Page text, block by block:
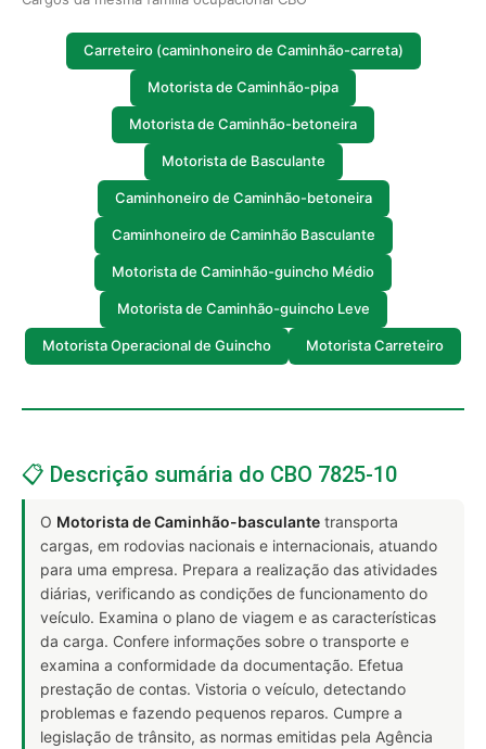
Carreteiro (caminhoneiro de Caminhão-carreta)
Motorista de Caminhão-pipa
Motorista de Caminhão-betoneira
Motorista de Basculante
Caminhoneiro de Caminhão-betoneira
Caminhoneiro de Caminhão Basculante
Motorista de Caminhão-guincho Médio
Motorista de Caminhão-guincho Leve
Motorista Operacional de Guincho Motorista Carreteiro
📋 Descrição sumária do CBO 7825-10
O Motorista de Caminhão-basculante transporta
cargas, em rodovias nacionais e internacionais, atuando
para uma empresa. Prepara a realização das atividades
diárias, verificando as condições de funcionamento do
veículo. Examina o plano de viagem e as características
da carga. Confere informações sobre o transporte e
examina a conformidade da documentação. Efetua
prestação de contas. Vistoria o veículo, detectando
problemas e fazendo pequenos reparos. Cumpre a
legislação de trânsito, as normas emitidas pela Agência